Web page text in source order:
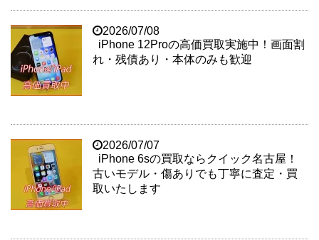
2026/07/08
iPhone 12Proの高価買取実施中！画面割
れ・残債あり・本体のみも歓迎
2026/07/07
iPhone 6sの買取ならクイック名古屋！
古いモデル・傷ありでも丁寧に査定・買
取いたします